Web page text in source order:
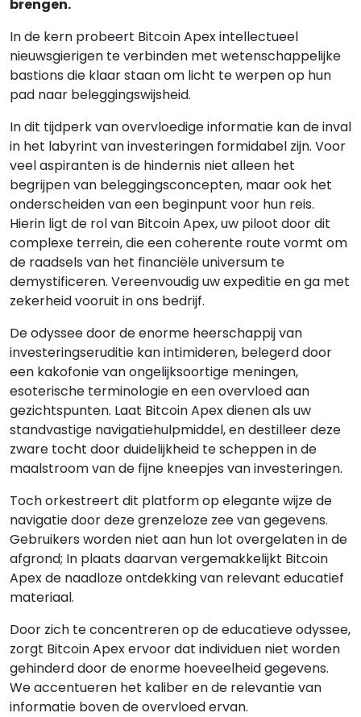
brengen.
In de kern probeert Bitcoin Apex intellectueel
nieuwsgierigen te verbinden met wetenschappelijke
bastions die klaar staan om licht te werpen op hun
pad naar beleggingswijsheid.
In dit tijdperk van overvloedige informatie kan de inval
in het labyrint van investeringen formidabel zijn. Voor
veel aspiranten is de hindernis niet alleen het
begrijpen van beleggingsconcepten, maar ook het
onderscheiden van een beginpunt voor hun reis.
Hierin ligt de rol van Bitcoin Apex, uw piloot door dit
complexe terrein, die een coherente route vormt om
de raadsels van het financiële universum te
demystificeren. Vereenvoudig uw expeditie en ga met
zekerheid vooruit in ons bedrijf.
De odyssee door de enorme heerschappij van
investeringseruditie kan intimideren, belegerd door
een kakofonie van ongelijksoortige meningen,
esoterische terminologie en een overvloed aan
gezichtspunten. Laat Bitcoin Apex dienen als uw
standvastige navigatiehulpmiddel, en destilleer deze
zware tocht door duidelijkheid te scheppen in de
maalstroom van de fijne kneepjes van investeringen.
Toch orkestreert dit platform op elegante wijze de
navigatie door deze grenzeloze zee van gegevens.
Gebruikers worden niet aan hun lot overgelaten in de
afgrond; In plaats daarvan vergemakkelijkt Bitcoin
Apex de naadloze ontdekking van relevant educatief
materiaal.
Door zich te concentreren op de educatieve odyssee,
zorgt Bitcoin Apex ervoor dat individuen niet worden
gehinderd door de enorme hoeveelheid gegevens.
We accentueren het kaliber en de relevantie van
informatie boven de overvloed ervan.